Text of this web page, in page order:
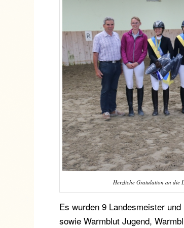
Herzliche Gratulation an die
Es wurden 9 Landesmeister
sowie Warmblut Jugend,